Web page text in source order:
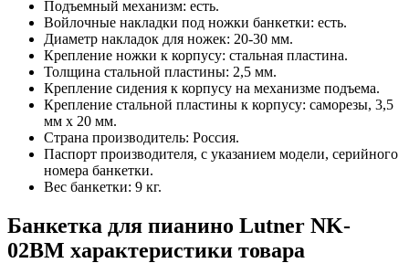
Подъемный механизм: есть.
Войлочные накладки под ножки банкетки: есть.
Диаметр накладок для ножек: 20-30 мм.
Крепление ножки к корпусу: стальная пластина.
Толщина стальной пластины: 2,5 мм.
Крепление сидения к корпусу на механизме подъема.
Крепление стальной пластины к корпусу: саморезы, 3,5
мм х 20 мм.
Страна производитель: Россия.
Паспорт производителя, с указанием модели, серийного
номера банкетки.
Вес банкетки: 9 кг.
Банкетка для пианино Lutner NK-
02BM характеристики товара